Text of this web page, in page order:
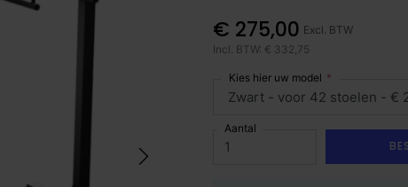
€ 275,00 Excl. BTW
Incl. BTW: € 332,75
Kies hier uw model
Aantal